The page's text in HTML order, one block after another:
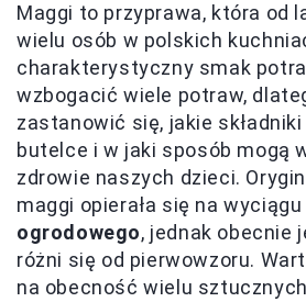
Maggi to przyprawa, która od
wielu osób w polskich
charakterystyczny smak
wzbogacić wiele potraw,
zastanowić się, jakie
butelce i w jaki sposób mogą
zdrowie naszych dzieci.
maggi opierała się na wyciągu
ogrodowego, jednak obecnie
różni się od pierwowzoru.
na obecność wielu